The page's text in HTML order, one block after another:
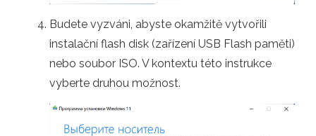
Budete vyzváni, abyste okamžitě vytvořili
instalační flash disk (zařízení USB Flash paměti)
nebo soubor ISO. V kontextu této instrukce
vyberte druhou možnost.